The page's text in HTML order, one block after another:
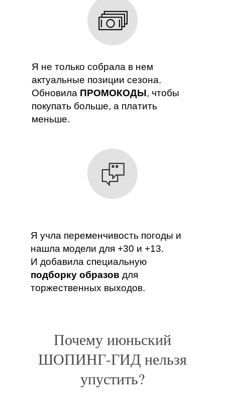
Я не только собрала в нем
актуальные позиции сезона.
Обновила ПРОМОКОДЫ, чтобы
покупать больше, а платить
меньше.
Я учла переменчивость погоды и
нашла модели для +30 и +13.
И добавила специальную
подборку образов для
торжественных выходов.
Почему июньский
ШОПИНГ-ГИД нельзя
упустить?